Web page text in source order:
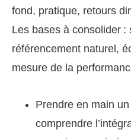
fond, pratique, retours
Les bases à consolider :
référencement naturel,
mesure de la
Prendre en main un
comprendre